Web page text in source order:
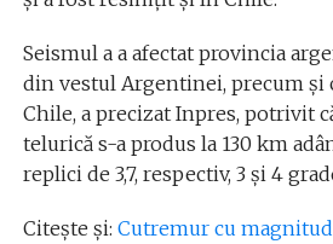
Seismul a a afectat provincia
din vestul Argentinei, precum
Chile, a precizat Inpres, potrivit
telurică s-a produs la 130 km
replici de 3,7, respectiv, 3 şi 4
Citește și: Cutremur cu